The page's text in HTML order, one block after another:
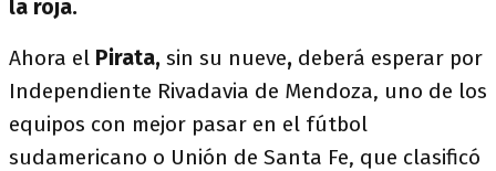
la roja.
Ahora el Pirata, sin su nueve, deberá esperar por
Independiente Rivadavia de Mendoza, uno de los
equipos con mejor pasar en el fútbol
sudamericano o Unión de Santa Fe, que clasificó